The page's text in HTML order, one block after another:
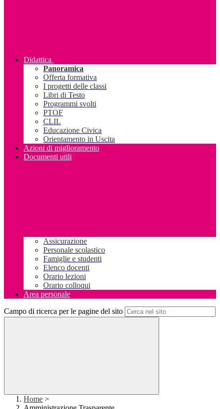
Didattica
Panoramica
Offerta formativa
I progetti delle classi
Libri di Testo
Programmi svolti
PTOF
CLIL
Educazione Civica
Orientamento in Uscita
Azioni di miglioramento
Documenti utili
Assicurazione
Personale scolastico
Famiglie e studenti
Elenco docenti
Orario lezioni
Orario colloqui
Area personale
Campo di ricerca per le pagine del sito
Home >